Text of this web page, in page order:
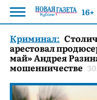
Криминал:
арестовал
май» Андрея
мошенничестве
16+